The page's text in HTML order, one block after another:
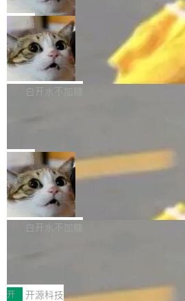
提升： 原生支持4K图像生成； 更精细
理、细节与真实世界质感； 更准确的中
生成与复杂版式组织； 更稳定的图...
tl 是一个 Ubuntu 专有的包，它和它的
是 Ubuntu 专有的，不会用在其他发行
所以 deb 版本的受众实际上为零。既然
untu 用户在用，那用 snap 打包就没什
的。 从 deb 到 snap 的迁移路径 hwctl
hwlib 硬件 API 库的一部分，命令行工
顶级 AI 研究员在两家公司之间来回跳，
隔了几天。 Lilian Weng 上周刚宣布因
离开 Thinking Machines Lab，说自己
创始人的角色「太累了」。几天后，The
ation 就曝出她将重回 OpenAI，负责递
改进方向的研究。她是 Thinking
一在人才争夺战中失血的公司。六月，
连失两员大将：Noam Shazeer 去了
局
FFmpeg 9.0 发布
FFmpeg 9.0 现已发布，包含多项改进
新日志列出的 9.0 版本主要更新内容如下
er HE-AAC 960 解码 (DAB+)
filter 添加 AMF Frame Rate Converter
_amf) filter SMPTE 2094-50 元数据支
通 ProRes RAW VideoToolbox 硬件加
V ...
白开水不加糖
Code 在 X 上发帖：「DeepSeek Flash
tokens on August 1st. 5T of free
on OpenCode Go.」79.8 万次浏览，连
DeepSeek一天消耗了8万亿# 上了微
注意这是 OpenCode 一家的消耗。
不完。」5T 来自免费额度，3T 来自
局
NetBSD 11.0 正式发布
NetBSD 11.0 现已正式发布，这是
作系统的第十八个主要版本。 自
ve JH71XX 的设备，例如 VisionFive 2
白开水不加糖
案
享会在上海举办。鸿蒙生态的全场景智慧
开 开源科技